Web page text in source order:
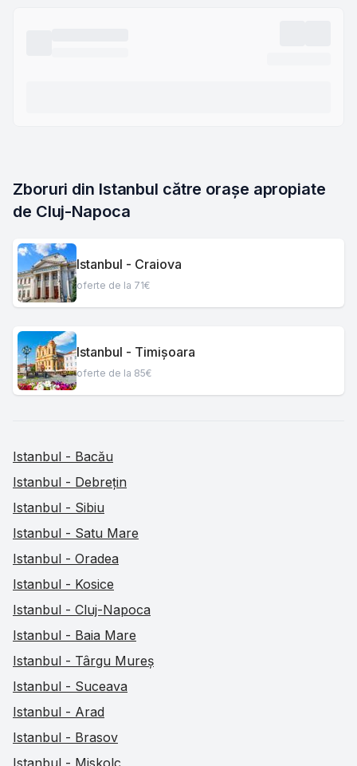
Zboruri din Istanbul către orașe apropiate
de Cluj-Napoca
Istanbul - Craiova
oferte de la 71€
Istanbul - Timișoara
oferte de la 85€
Istanbul - Bacău
Istanbul - Debrețin
Istanbul - Sibiu
Istanbul - Satu Mare
Istanbul - Oradea
Istanbul - Kosice
Istanbul - Cluj-Napoca
Istanbul - Baia Mare
Istanbul - Târgu Mureș
Istanbul - Suceava
Istanbul - Arad
Istanbul - Brasov
Istanbul - Miskolc